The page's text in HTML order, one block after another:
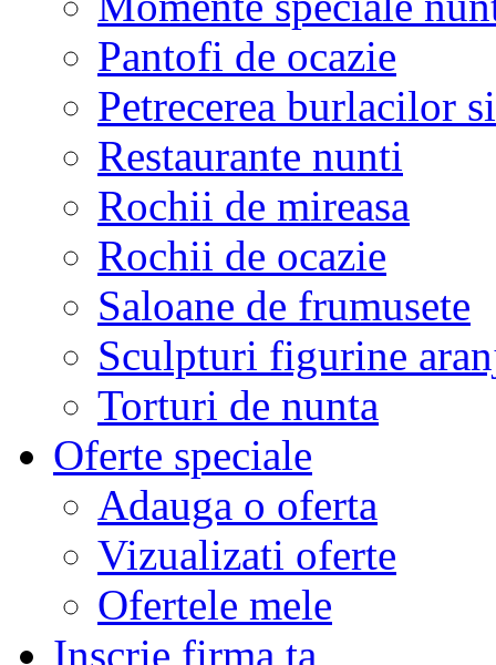
Pantofi de ocazie
Petrecerea burlacilor
Restaurante nunti
Rochii de mireasa
Rochii de ocazie
Saloane de frumusete
Sculpturi figurine
Torturi de nunta
Oferte speciale
Adauga o oferta
Vizualizati oferte
Ofertele mele
Inscrie firma ta